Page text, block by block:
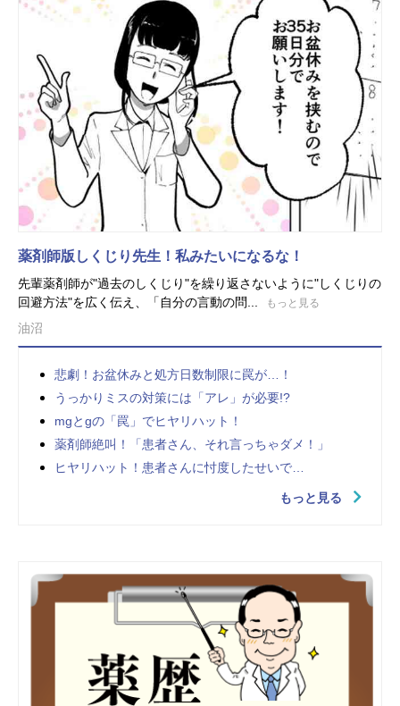
薬剤師版しくじり先生！私みたいになるな！
先輩薬剤師が"過去のしくじり"を繰り返さないように"しくじりの
回避方法"を広く伝え、「自分の言動の問...
もっと見る
油沼
悲劇！お盆休みと処方日数制限に罠が…！
うっかりミスの対策には「アレ」が必要!?
mgとgの「罠」でヒヤリハット！
薬剤師絶叫！「患者さん、それ言っちゃダメ！」
ヒヤリハット！患者さんに忖度したせいで…
もっと見る